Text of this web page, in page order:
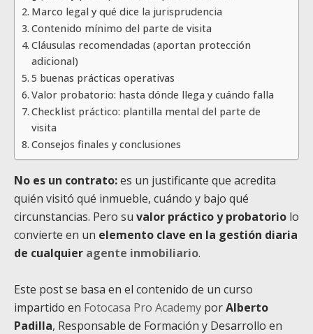
Marco legal y qué dice la jurisprudencia
Contenido mínimo del parte de visita
Cláusulas recomendadas (aportan protección
adicional)
5 buenas prácticas operativas
Valor probatorio: hasta dónde llega y cuándo falla
Checklist práctico: plantilla mental del parte de
visita
Consejos finales y conclusiones
No es un contrato:es un justificante que acredita
quién visitó qué inmueble, cuándo y bajo qué
circunstancias. Pero su valor práctico y probatorio lo
convierte en un elemento clave en la gestión diaria
de cualquier agente inmobiliario.
Este post se basa en el contenido de un curso
impartido en Fotocasa Pro Academy porAlberto
Padilla, Responsable de Formación y Desarrollo en